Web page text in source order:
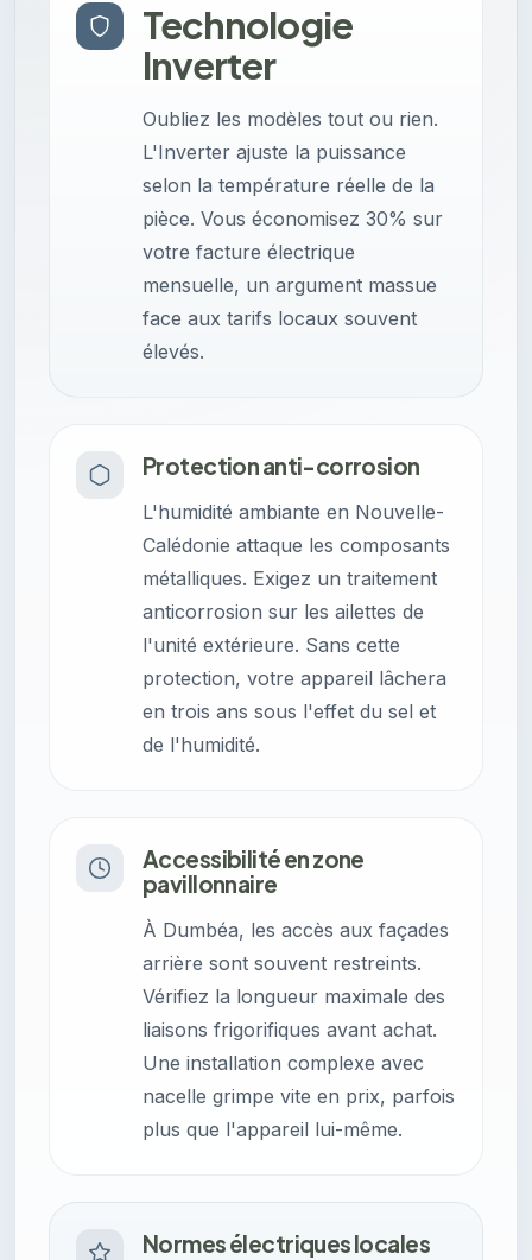
Technologie
Inverter
Oubliez les modèles tout ou rien.
L'Inverter ajuste la puissance
selon la température réelle de la
pièce. Vous économisez 30% sur
votre facture électrique
mensuelle, un argument massue
face aux tarifs locaux souvent
élevés.
Protection anti-corrosion
L'humidité ambiante en Nouvelle-
Calédonie attaque les composants
métalliques. Exigez un traitement
anticorrosion sur les ailettes de
l'unité extérieure. Sans cette
protection, votre appareil lâchera
en trois ans sous l'effet du sel et
de l'humidité.
Accessibilité en zone
pavillonnaire
À Dumbéa, les accès aux façades
arrière sont souvent restreints.
Vérifiez la longueur maximale des
liaisons frigorifiques avant achat.
Une installation complexe avec
nacelle grimpe vite en prix, parfois
plus que l'appareil lui-même.
Normes électriques locales